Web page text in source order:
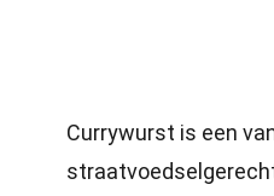
Currywurst is een